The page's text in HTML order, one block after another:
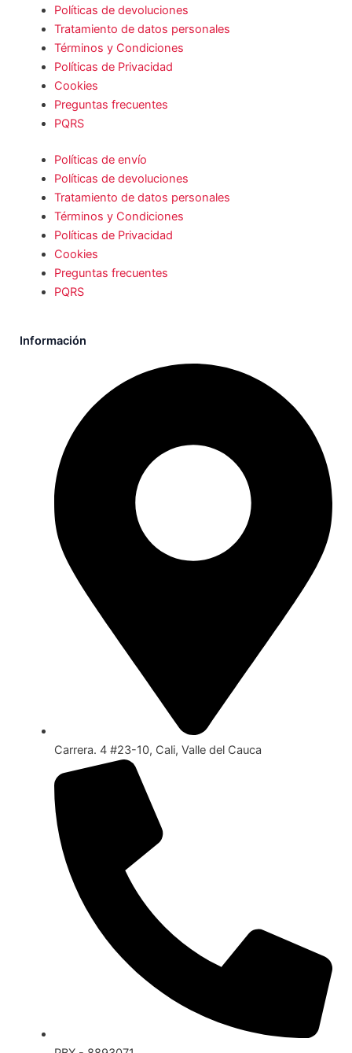
Políticas de devoluciones
Tratamiento de datos personales
Términos y Condiciones
Políticas de Privacidad
Cookies
Preguntas frecuentes
PQRS
Políticas de envío
Políticas de devoluciones
Tratamiento de datos personales
Términos y Condiciones
Políticas de Privacidad
Cookies
Preguntas frecuentes
PQRS
Información
Carrera. 4 #23-10, Cali, Valle del Cauca